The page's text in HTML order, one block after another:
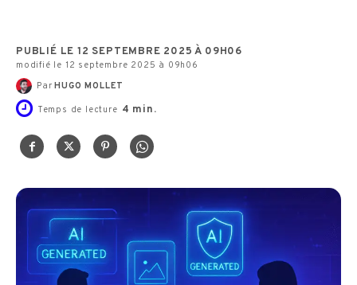
PUBLIÉ LE 12 SEPTEMBRE 2025 À 09H06
modifié le 12 septembre 2025 à 09h06
Par HUGO MOLLET
Temps de lecture 4 min.